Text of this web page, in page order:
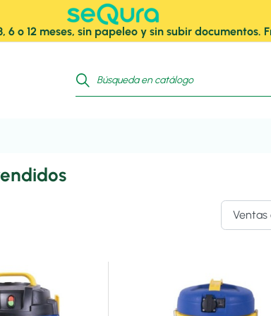
6 o 12 meses, sin papeleo y sin subir